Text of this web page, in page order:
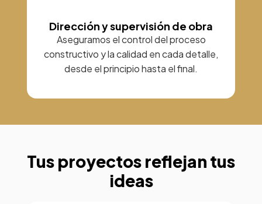
Dirección y supervisión de obra
Aseguramos el control del proceso
constructivo y la calidad en cada detalle,
desde el principio hasta el final.
Tus proyectos reflejan tus
ideas